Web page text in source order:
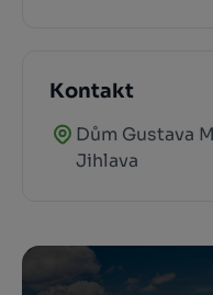
Kontakt
Dům Gustava
Jihlava